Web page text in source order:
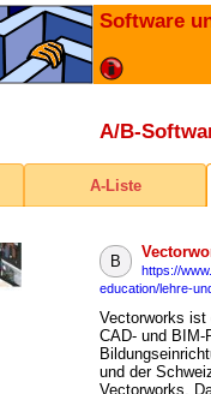
Software
A/B-
A-Liste
B
https://
education/lehre-
Vectorworks ist
CAD- und BIM-
und der
Vectorworks.